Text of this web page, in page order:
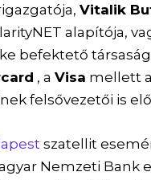
Vitalik
alapítója,
befektető
, aVisa mellett
felsővezetői is
szatellit
Nemzeti Bank